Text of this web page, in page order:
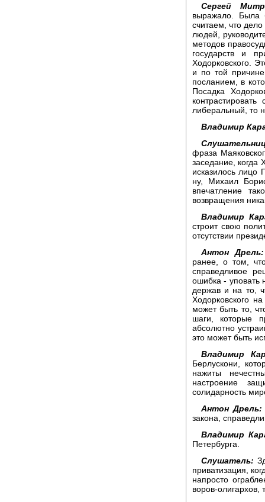
Сергей
выражало. Была
считаем, что
людей,
методов
государств и
Ходорковского.
и по той
посланием, в
Посадка
либеральный, то
Владимир
фраза
заседание, когда
исказилось лицо
ну, Михаил
впечатление
возвращения
Владимир
строит свою
отсутствии
Антон Дрель:
ранее, о том,
справедливое
ошибка - уповать
держав и на то,
Ходорковского
может быть то,
шаги, которые
абсолютно
это может быть
Владимир
Берлускони,
нажиты
настроение
солидарность
Антон Дрель:
закона,
Владимир
Петербурга.
Слушатель:
приватизация,
напросто
воров-олигархов,